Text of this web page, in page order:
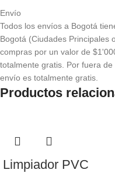
Envío
Todos los envíos a Bogotá
Bogotá (Ciudades Principales
compras por un valor de
totalmente gratis. Por fuera
envío es totalmente gratis.
Productos
Limpiador PVC